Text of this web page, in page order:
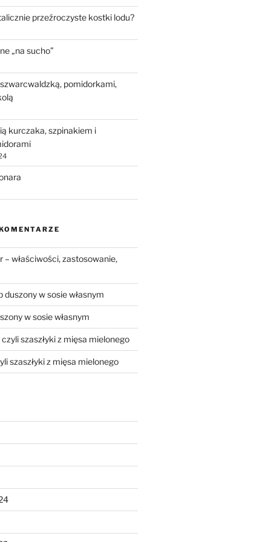
przeźroczyste kostki lodu?
„na sucho”
pomidorkami,
kurczaka, szpinakiem i
– właściwości, zastosowanie,
duszony w sosie własnym
w sosie własnym
szaszłyki z mięsa mielonego
szaszłyki z mięsa mielonego